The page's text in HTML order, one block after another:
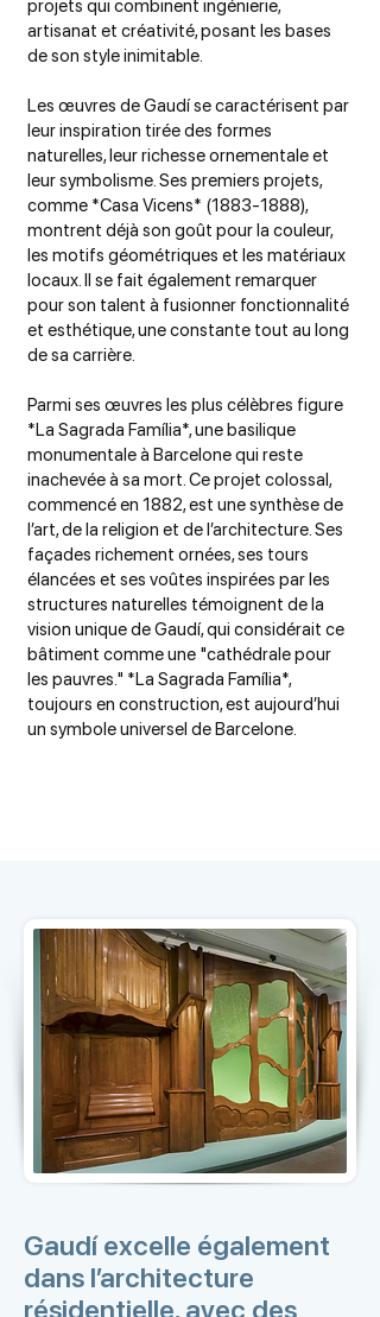
projets qui combinent ingénierie,
artisanat et créativité, posant les bases
de son style inimitable.
Les œuvres de Gaudí se caractérisent par
leur inspiration tirée des formes
naturelles, leur richesse ornementale et
leur symbolisme. Ses premiers projets,
comme *Casa Vicens* (1883-1888),
montrent déjà son goût pour la couleur,
les motifs géométriques et les matériaux
locaux. Il se fait également remarquer
pour son talent à fusionner fonctionnalité
et esthétique, une constante tout au long
de sa carrière.
Parmi ses œuvres les plus célèbres figure
*La Sagrada Família*, une basilique
monumentale à Barcelone qui reste
inachevée à sa mort. Ce projet colossal,
commencé en 1882, est une synthèse de
l’art, de la religion et de l’architecture. Ses
façades richement ornées, ses tours
élancées et ses voûtes inspirées par les
structures naturelles témoignent de la
vision unique de Gaudí, qui considérait ce
bâtiment comme une "cathédrale pour
les pauvres." *La Sagrada Família*,
toujours en construction, est aujourd’hui
un symbole universel de Barcelone.
Gaudí excelle également
dans l’architecture
résidentielle, avec des